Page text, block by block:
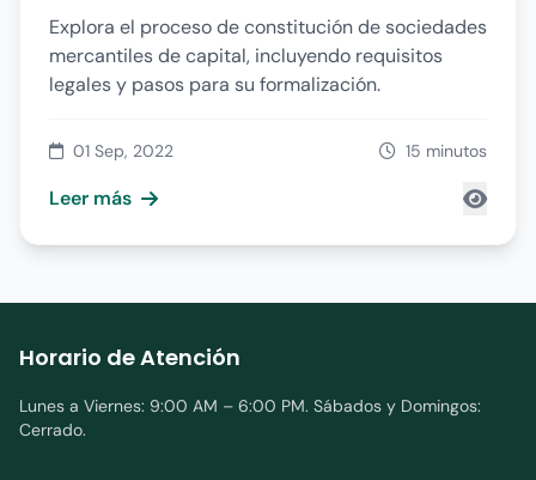
Explora el proceso de constitución de sociedades
mercantiles de capital, incluyendo requisitos
legales y pasos para su formalización.
01 Sep, 2022 15 minutos
Leer más
Horario de Atención
Lunes a Viernes: 9:00 AM – 6:00 PM. Sábados y Domingos:
Cerrado.